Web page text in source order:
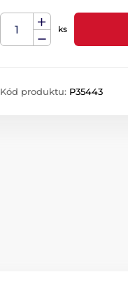
ks
Kód produktu: P35443